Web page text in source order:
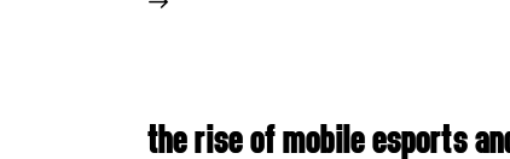
THE RISE OF MOBILE ESPORTS